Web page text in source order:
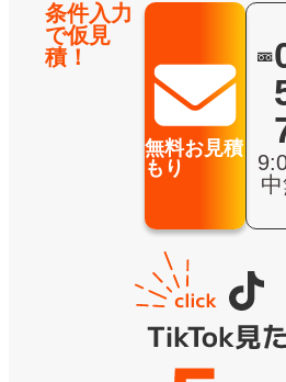
条件入力
で仮見
積！
無料お見積
もり